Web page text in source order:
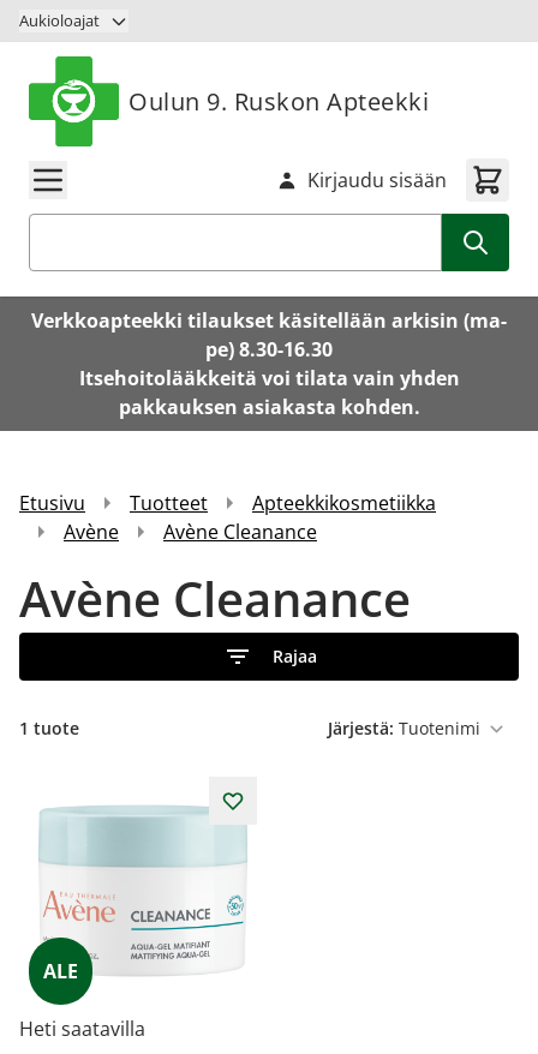
Siirry sisältöön
Aukioloajat
Oulun 9. Ruskon Apteekki
Kirjaudu sisään
Verkkoapteekki tilaukset käsitellään arkisin (ma-
pe) 8.30-16.30
Itsehoitolääkkeitä voi tilata vain yhden
pakkauksen asiakasta kohden.
Etusivu Tuotteet
Apteekkikosmetiikka
Avène
Avène Cleanance
Avène Cleanance
Rajaa
1 tuote Järjestä:
ALE
Heti saatavilla